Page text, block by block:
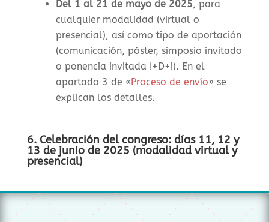
Del 1 al 21 de mayo de 2025, para
cualquier modalidad (virtual o
presencial), así como tipo de aportación
(comunicación, póster, simposio invitado
o ponencia invitada I+D+i). En el
apartado 3 de «Proceso de envío» se
explican los detalles.
6. Celebración del congreso: días 11, 12 y
13 de junio de 2025 (modalidad virtual y
presencial)